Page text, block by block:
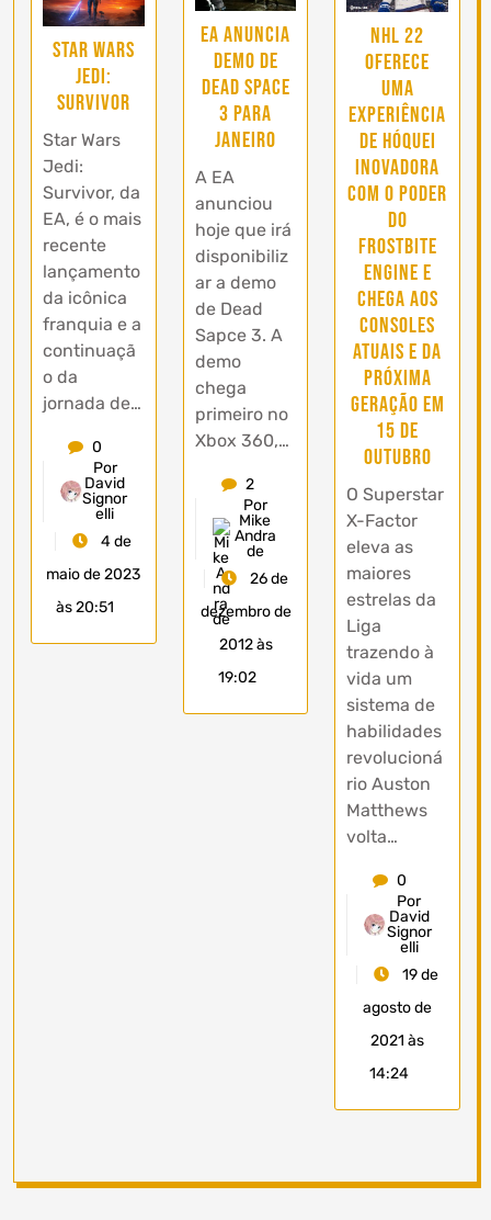
Star Wars
Jedi:
Survivor
Star Wars
Jedi:
Survivor, da
EA, é o mais
recente
lançamento
da icônica
franquia e a
continuaçã
o da
jornada de…
0
Por
David
Signor
elli
4 de
maio de 2023
às 20:51
EA anuncia
demo de
Dead Space
3 para
Janeiro
A EA
anunciou
hoje que irá
disponibiliz
ar a demo
de Dead
Sapce 3. A
demo
chega
primeiro no
Xbox 360,…
2
Por
Mike
Andra
de
26 de
dezembro de
2012 às
19:02
NHL 22
oferece
uma
experiência
de hóquei
inovadora
com o poder
do
Frostbite
Engine e
chega aos
consoles
atuais e da
próxima
geração em
15 de
Outubro
O Superstar
X-Factor
eleva as
maiores
estrelas da
Liga
trazendo à
vida um
sistema de
habilidades
revolucioná
rio Auston
Matthews
volta…
0
Por
David
Signor
elli
19 de
agosto de
2021 às
14:24